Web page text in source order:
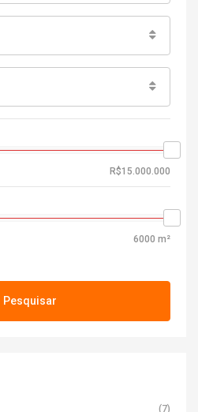
Pesquisar
(7)